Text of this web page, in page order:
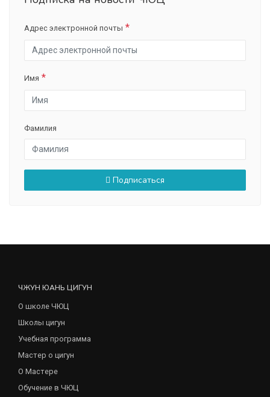
Адрес электронной почты
Имя
Фамилия
Подписаться
ЧЖУН ЮАНЬ ЦИГУН
О школе ЧЮЦ
Школы цигун
Учебная программа
Мастер о цигун
О Мастере
Обучение в ЧЮЦ